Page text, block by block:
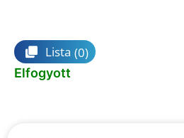
Lista (0)
Elfogyott